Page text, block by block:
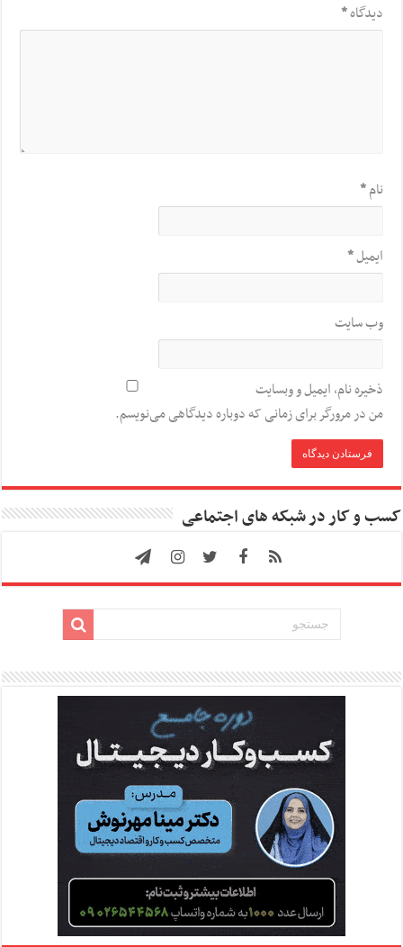
دیدگاه*
نام*
ایمیل*
وب‌ سایت
ذخیره نام، ایمیل و وبسایت
من در مرورگر برای زمانی که دوباره دیدگاهی می‌نویسم.
کسب و کار در شبکه های اجتماعی